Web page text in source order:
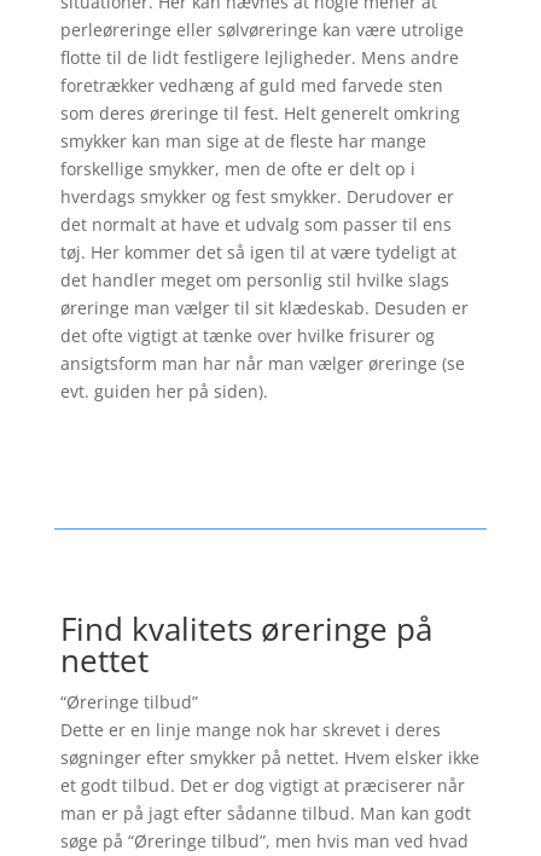
perleøreringe eller sølvøreringe kan være utrolige
flotte til de lidt festligere lejligheder. Mens andre
foretrækker vedhæng af guld med farvede sten
som deres øreringe til fest. Helt generelt omkring
smykker kan man sige at de fleste har mange
forskellige smykker, men de ofte er delt op i
hverdags smykker og fest smykker. Derudover er
det normalt at have et udvalg som passer til ens
tøj. Her kommer det så igen til at være tydeligt at
det handler meget om personlig stil hvilke slags
øreringe man vælger til sit klædeskab. Desuden er
det ofte vigtigt at tænke over hvilke frisurer og
ansigtsform man har når man vælger øreringe (se
evt. guiden her på siden).
Find kvalitets øreringe på
nettet
“Øreringe tilbud”
Dette er en linje mange nok har skrevet i deres
søgninger efter smykker på nettet. Hvem elsker ikke
et godt tilbud. Det er dog vigtigt at præciserer når
man er på jagt efter sådanne tilbud. Man kan godt
søge på “Øreringe tilbud”, men hvis man ved hvad